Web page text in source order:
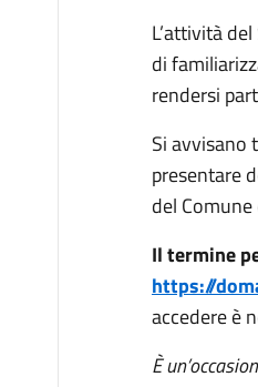
L’attività
di
rendersi
Si avvisano
presentare
del
Il termine
https://
accedere è
È